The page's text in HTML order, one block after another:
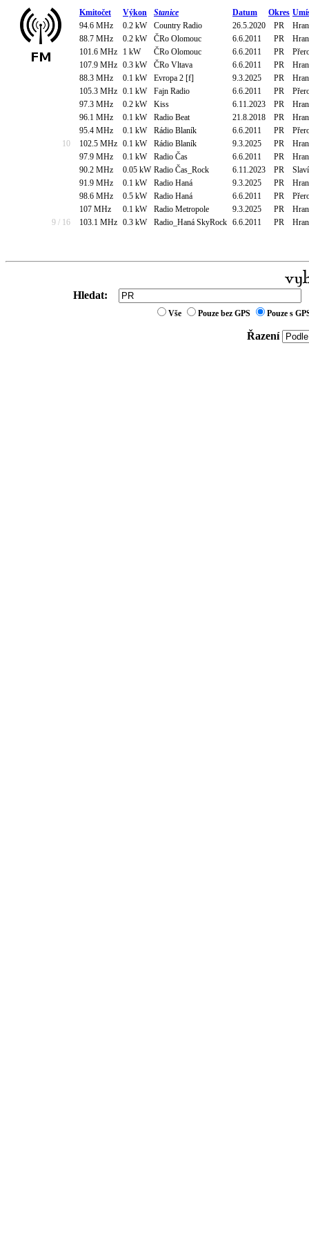
Kmitočet Výkon Stanice Datum Okres
94.6 MHz
0.2 kW Country Radio 26.5.2020 PR
88.7 MHz
0.2 kW ČRo Olomouc 6.6.2011 PR
101.6 MHz
1 kW ČRo Olomouc 6.6.2011 PR
107.9 MHz 0.3 kW ČRo Vltava 6.6.2011 PR
88.3 MHz
0.1 kW Evropa 2 [f] 9.3.2025 PR
105.3 MHz 0.1 kW Fajn Radio 6.6.2011 PR
97.3 MHz
0.2 kW Kiss 6.11.2023 PR
96.1 MHz
0.1 kW Radio Beat 21.8.2018 PR
95.4 MHz
0.1 kW Rádio Blaník 6.6.2011 PR
10
102.5 MHz 0.1 kW Rádio Blaník 9.3.2025 PR
97.9 MHz
0.1 kW Radio Čas 6.6.2011 PR
90.2 MHz
0.05 kW Radio Čas_Rock 6.11.2023 PR
91.9 MHz
0.1 kW Radio Haná 9.3.2025 PR
98.6 MHz
0.5 kW Radio Haná 6.6.2011 PR
107 MHz
0.1 kW Radio Metropole 9.3.2025 PR
9 / 16
103.1 MHz 0.3 kW Radio_Haná SkyRock 6.6.2011 PR
Hledat:
Vše Pouze bez GPS Pouze s
Řazení